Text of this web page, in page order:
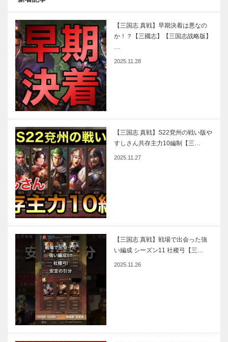
【三国志 真戦】早期決着は悪なの
か！？【三國志】【三国志战略版】
…
2025.11.28
【三国志 真戦】S22兗州の戦い版や
すしさん共存主力10編制【三…
2025.11.27
【三国志 真戦】戦場で出会った強
い編成 シーズン11 社稷弓【三…
2025.11.26